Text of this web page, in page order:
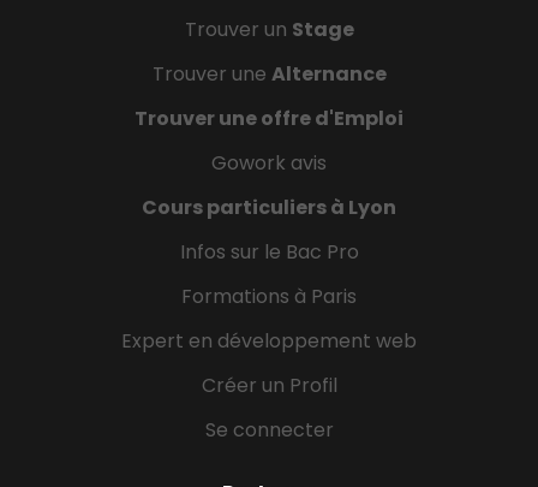
Trouver un Stage
Trouver une Alternance
Trouver une offre d'Emploi
Gowork avis
Cours particuliers à Lyon
Infos sur le Bac Pro
Formations à Paris
Expert en développement web
Créer un Profil
Se connecter